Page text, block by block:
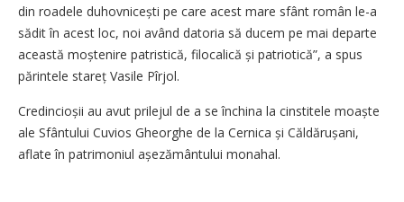
din roadele duhovnicești pe care acest mare sfânt român le-a
sădit în acest loc, noi având datoria să ducem pe mai departe
această moștenire patristică, filocalică și patriotică”, a spus
părintele stareț Vasile Pîrjol.
Credincioșii au avut prilejul de a se închina la cinstitele moaște
ale Sfântului Cuvios Gheor­ghe de la Cernica și Căldărușani,
aflate în patrimoniul așezământului monahal.